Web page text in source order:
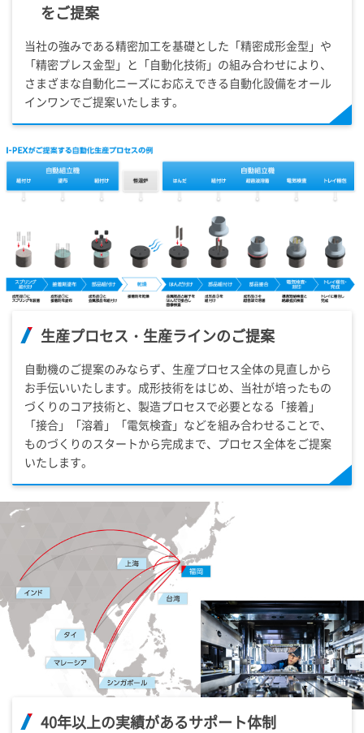
をご提案
当社の強みである精密加工を基礎とした「精密成形金型」や
「精密プレス金型」と「自動化技術」の組み合わせにより、
さまざまな自動化ニーズにお応えできる自動化設備をオール
インワンでご提案いたします。
生産プロセス・生産ラインのご提案
自動機のご提案のみならず、生産プロセス全体の見直しから
お手伝いいたします。成形技術をはじめ、当社が培ったもの
づくりのコア技術と、製造プロセスで必要となる「接着」
「接合」「溶着」「電気検査」などを組み合わせることで、
ものづくりのスタートから完成まで、プロセス全体をご提案
いたします。
40年以上の実績があるサポート体制